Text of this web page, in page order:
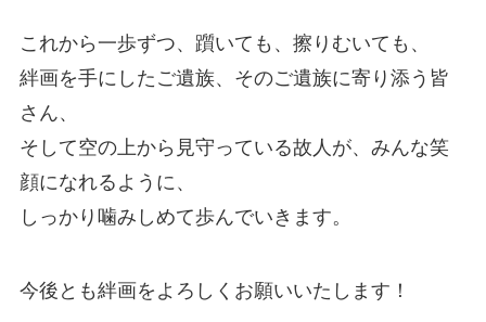
これから一歩ずつ、躓いても、擦りむいても、
絆画を手にしたご遺族、そのご遺族に寄り添う皆
さん、
そして空の上から見守っている故人が、みんな笑
顔になれるように、
しっかり噛みしめて歩んでいきます。
今後とも絆画をよろしくお願いいたします！